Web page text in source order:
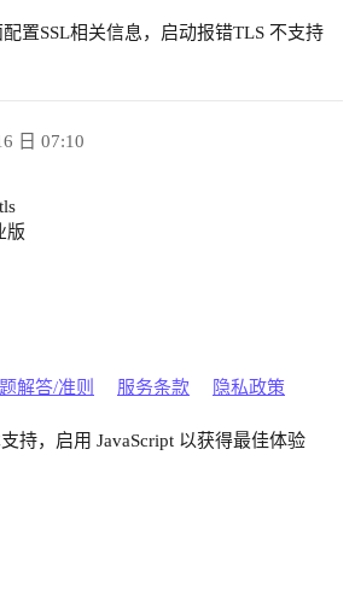
置SSL相关信息，启动报错TLS 不支持
日 07:10
版
解答/准则 服务条款 隐私政策
持，启用 JavaScript 以获得最佳体验